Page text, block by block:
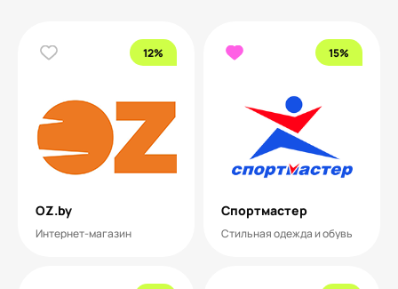
12%
OZ.by
Интернет-магазин
15%
Спортмастер
Стильная одежда и обувь